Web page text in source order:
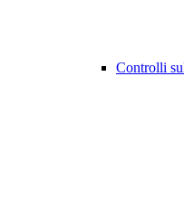
Controlli